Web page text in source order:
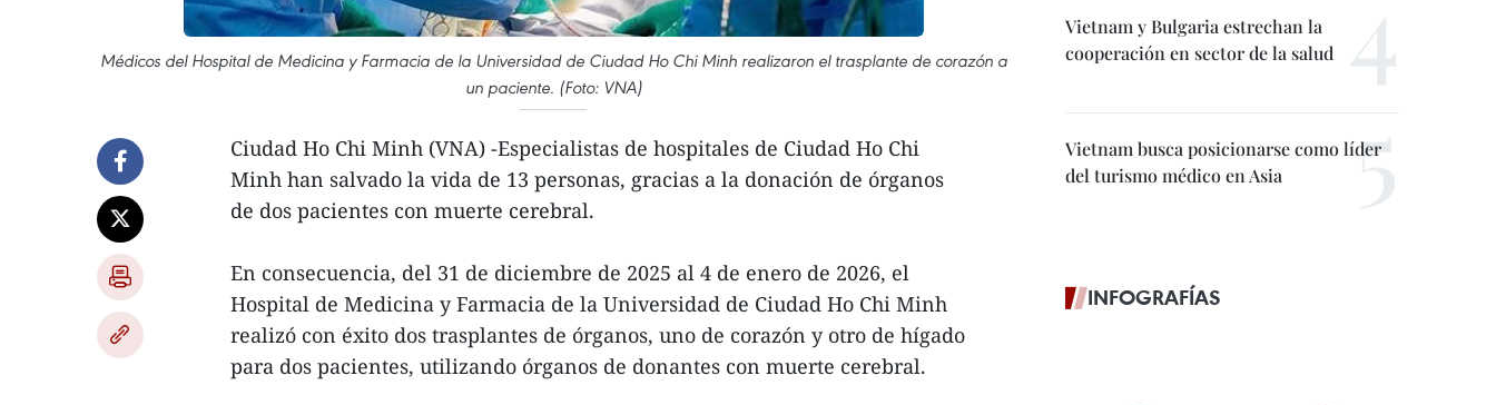
Médicos del Hospital de Medicina y Farmacia de la Universidad de Ciudad Ho Chi Minh realizaron el trasplante de corazón a
un paciente. (Foto: VNA)
Ciudad Ho Chi Minh (VNA) -Especialistas de hospitales de Ciudad Ho Chi
Minh han salvado la vida de 13 personas, gracias a la donación de órganos
de dos pacientes con muerte cerebral.
En consecuencia, del 31 de diciembre de 2025 al 4 de enero de 2026, el
Hospital de Medicina y Farmacia de la Universidad de Ciudad Ho Chi Minh
realizó con éxito dos trasplantes de órganos, uno de corazón y otro de hígado
para dos pacientes, utilizando órganos de donantes con muerte cerebral.
Vietnam y Bulgaria estrechan la
cooperación en sector de la salud
Vietnam busca posicionarse como líder
del turismo médico en Asia
INFOGRAFÍAS